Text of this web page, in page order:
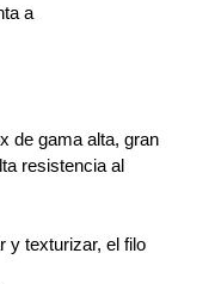
a
de gama alta, gran
resistencia al
y texturizar, el filo